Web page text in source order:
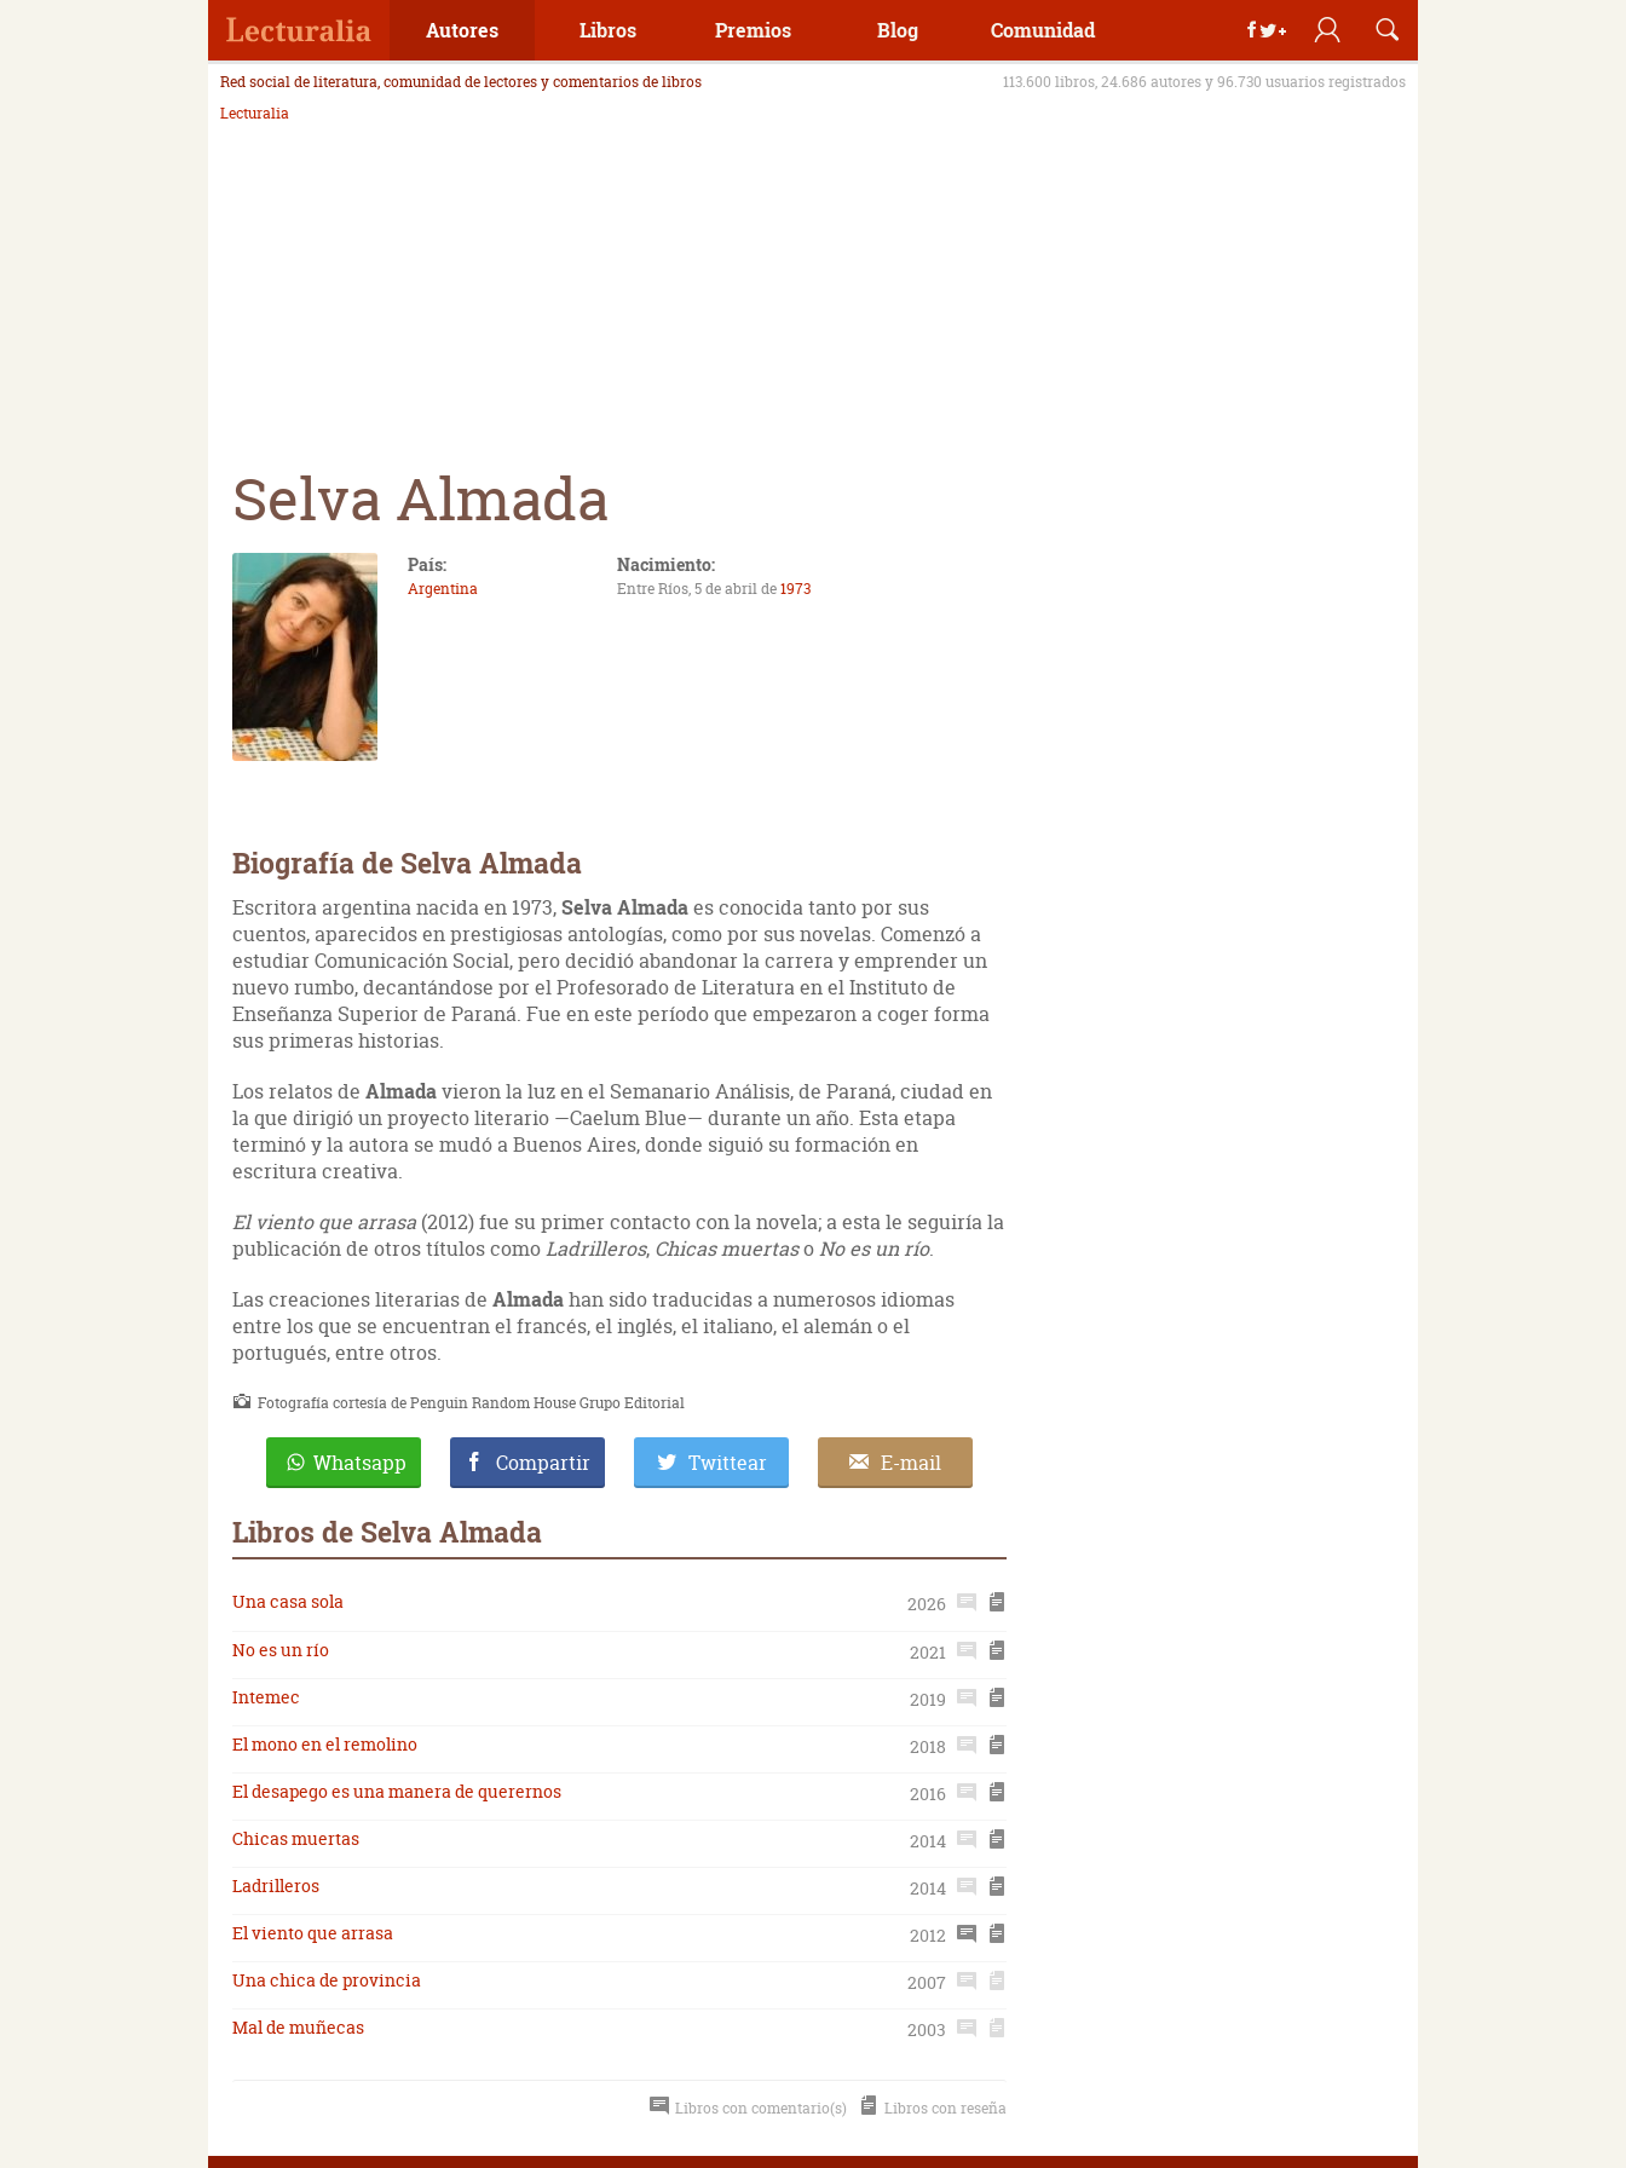
Autores Libros Premios Blog Comunidad
Red social de literatura, comunidad de lectores y comentarios de libros
113.600 libros, 24.686 autores y 96.730 usuarios registrados
Lecturalia
Selva Almada
País:
Argentina
Nacimiento:
Entre Ríos, 5 de abril de1973
Biografía de Selva Almada
Escritora argentina nacida en 1973,Selva Almadaes conocida tanto por sus
cuentos, aparecidos en prestigiosas antologías, como por sus novelas. Comenzó a
estudiar Comunicación Social, pero decidió abandonar la carrera y emprender un
nuevo rumbo, decantándose por el Profesorado de Literatura en el Instituto de
Enseñanza Superior de Paraná. Fue en este período que empezaron a coger forma
sus primeras historias.
Los relatos de Almadavieron la luz en el Semanario Análisis, de Paraná, ciudad en
la que dirigió un proyecto literario —Caelum Blue— durante un año. Esta etapa
terminó y la autora se mudó a Buenos Aires, donde siguió su formación en
escritura creativa.
El viento que arrasa (2012) fue su primer contacto con la novela; a esta le seguiría la
publicación de otros títulos comoLadrilleros, Chicas muertasoNo es un río.
Las creaciones literarias de Almadahan sido traducidas a numerosos idiomas
entre los que se encuentran el francés, el inglés, el italiano, el alemán o el
portugués, entre otros.
Fotografía cortesía de Penguin Random House Grupo Editorial
Whatsapp Compartir Twittear E-mail
Libros de Selva Almada
Una casa sola
2026
No es un río
2021
Intemec
2019
El mono en el remolino
2018
El desapego es una manera de querernos
2016
Chicas muertas
2014
Ladrilleros
2014
El viento que arrasa
2012
Una chica de provincia
2007
Mal de muñecas
2003
Libros con comentario(s) Libros con reseña